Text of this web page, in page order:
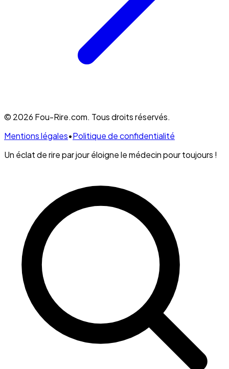
© 2026 Fou-Rire.com. Tous droits réservés.
Mentions légales•Politique de confidentialité
Un éclat de rire par jour éloigne le médecin pour toujours !